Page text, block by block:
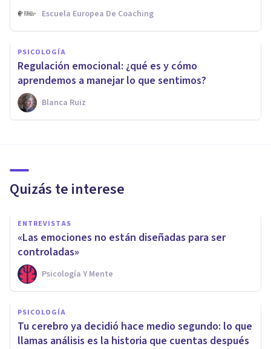
Escuela Europea De Coaching
PSICOLOGÍA
Regulación emocional: ¿qué es y cómo
aprendemos a manejar lo que sentimos?
Blanca Ruiz
Quizás te interese
ENTREVISTAS
«Las emociones no están diseñadas para ser
controladas»
Psicología Y Mente
PSICOLOGÍA
Tu cerebro ya decidió hace medio segundo: lo que
llamas análisis es la historia que cuentas después